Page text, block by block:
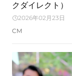
クダイレクト）
2026年02月23日
CM